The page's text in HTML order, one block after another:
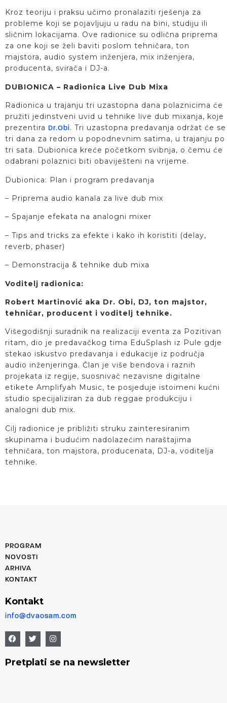
Kroz teoriju i praksu učimo pronalaziti rješenja za
probleme koji se pojavljuju u radu na bini, studiju ili
sličnim lokacijama. Ove radionice su odlična priprema
za one koji se želi baviti poslom tehničara, ton
majstora, audio system inženjera, mix inženjera,
producenta, svirača i DJ-a.
DUBIONICA – Radionica Live Dub Mixa
Radionica u trajanju tri uzastopna dana polaznicima će
pružiti jedinstveni uvid u tehnike live dub mixanja, koje
prezentira Dr.Obi. Tri uzastopna predavanja održat će se
tri dana za redom u popodnevnim satima, u trajanju po
tri sata. Dubionica kreće početkom svibnja, o čemu će
odabrani polaznici biti obaviješteni na vrijeme.
Dubionica: Plan i program predavanja
– Priprema audio kanala za live dub mix
– Spajanje efekata na analogni mixer
– Tips and tricks za efekte i kako ih koristiti (delay,
reverb, phaser)
– Demonstracija & tehnike dub mixa
Voditelj radionica:
Robert Martinović aka Dr. Obi, DJ, ton majstor,
tehničar, producent i voditelj tehnike.
Višegodišnji suradnik na realizaciji eventa za Pozitivan
ritam, dio je predavačkog tima EduSplash iz Pule gdje
stekao iskustvo predavanja i edukacije iz područja
audio inženjeringa. Član je više bendova i raznih
projekata iz regije, suosnivač nezavisne digitalne
etikete Amplifyah Music, te posjeduje istoimeni kućni
studio specijaliziran za dub reggae produkciju i
analogni dub mix.
Cilj radionice je približiti struku zainteresiranim
skupinama i budućim nadolazećim naraštajima
tehničara, ton majstora, producenata, DJ-a, voditelja
tehnike.
PROGRAM
NOVOSTI
ARHIVA
KONTAKT
Kontakt
info@dvaosam.com
Pretplati se na newsletter